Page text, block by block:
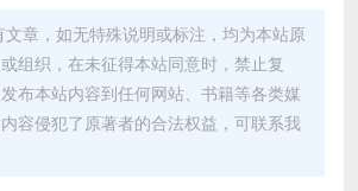
文章，如无特殊说明或标注，均为本站原
组织，在未征得本站同意时，禁止复
布本站内容到任何网站、书籍等各类媒
容侵犯了原著者的合法权益，可联系我